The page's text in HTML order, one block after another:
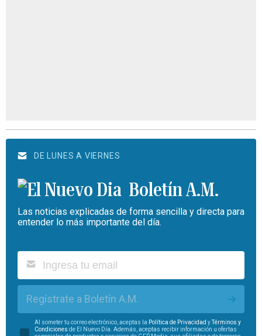
DE LUNES A VIERNES
Boletín A.M.
Las noticias explicadas de forma sencilla y directa para
entender lo más importante del día.
Regístrate a Boletín A.M.
Al someter tu correo electrónico, aceptas la Política de Privacidad yTérminos y
Condiciones de El Nuevo Día. Además, aceptas recibir información u ofertas